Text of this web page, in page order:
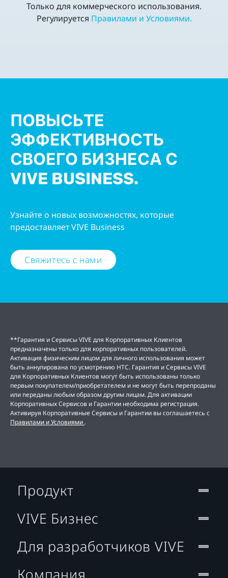
Только для коммерческого использования.
Регулируется Правилами и Условиями.
ПОВЫСЬТЕ
ЭФФЕКТИВНОСТЬ
СВОЕГО БИЗНЕСА С
VIVE BUSINESS.
Узнайте о новых возможностях, которые
предоставляет VIVE Business
Свяжитесь с нами
**Гарантия и Сервисы VIVE для Корпоративных Клиентов
предназначены только для корпоративных пользователей.
Активация физическим лицом для личного использования может
быть аннулирована по усмотрению НТС. Гарантия и Сервисы VIVE
для Корпоративных Клиентов могут быть использованы только
первым покупателем/приобретателем и не могут быть перепроданы
или переданы любым образом другим лицам. Для активации
Корпоративных Сервисов и Гарантии необходима регистрация.
Активируя Корпоративные Сервисы и Гарантии вы соглашаетесь с
Правилами и Условиями .
Продукт
VIVE Бизнес
Для разработчиков VIVE